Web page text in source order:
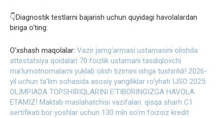
👇Diagnostik testlarni bajarish uchun quyidagi havolalardan
biriga o‘ting:
O‘xshash maqolalar: Vazir jamg‘armasi ustamasini olishda
attestatsiya qoidalari 70 foizlik ustamani tasdiqlovchi
maʼlumotnomalarni yuklab olish tizimini ishga tushirildi! 2026-
yil uchun ta’lim sohasida asosiy yangiliklar ro‘yhati IJSO 2025:
OLIMPIADA TOPSHIRIQLARINI E’TIBORINGIZGA HAVOLA
ETAMIZ! Maktab maslahatchisi vazifalari: qisqa sharh C1
sertifikati bor yoshlar uchun 130 mln so‘m foizsiz kredit